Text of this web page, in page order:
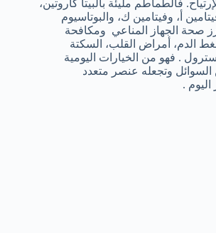
فالطماطم مليئة بالبيتا كاروتين،
أ، وفيتامين ك، والبوتاسيوم
صحة الجهاز المناعي ومكافحة
الدم، أمراض القلب، السكتة
. فهو من الخيارات اليومية
وتجعله عنصر متعدد
.